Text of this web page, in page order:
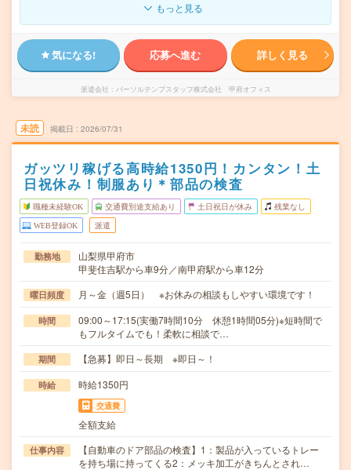
もっと見る
気になる! 応募へ進む 詳しく見る
派遣会社 パーソルテンプスタッフ株式会社 甲府オフィス
未読 掲載日 2026/07/31
ガッツリ稼げる高時給1350円！カンタン！土
日祝休み！制服あり＊部品の検査
職種未経験OK 交通費別途支給あり 土日祝日が休み 残業なし
WEB登録OK 派遣
勤務地
山梨県甲府市
甲斐住吉駅から車9分／南甲府駅から車12分
曜日頻度 月～金（週5日） ※お休みの相談もしやすい環境です！
時間
09:00～17:15(実働7時間10分 休憩1時間05分)※短時間で
もフルタイムでも！柔軟に相談で…
期間 【急募】即日～長期 ※即日～！
時給 時給1350円
交通費
全額支給
仕事内容
【自動車のドア部品の検査】1：製品が入っているトレー
を持ち場に持ってくる2：メッキ加工がきちんとされ…